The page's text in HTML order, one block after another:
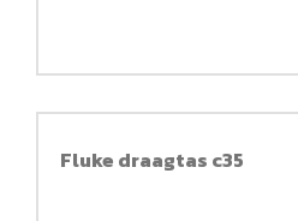
Fluke draagtas c35